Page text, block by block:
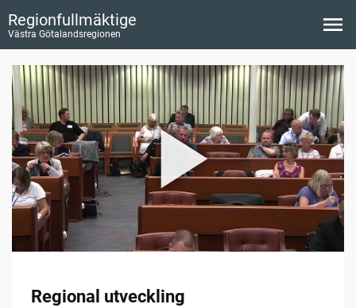
Regionfullmäktige
Västra Götalandsregionen
Regional utveckling